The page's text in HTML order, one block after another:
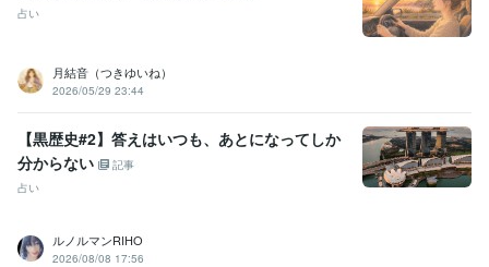
占い
月結音（つきゆいね）
2026/05/29 23:44
【黒歴史#2】答えはいつも、あとになってしか
分からない
記事
占い
ルノルマンRIHO
2026/08/08 17:56